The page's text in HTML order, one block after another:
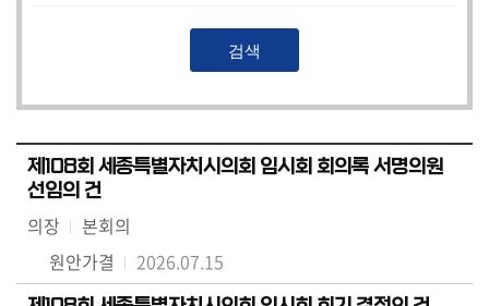
제108회 세종특별자치시의회 임시회 회의록 서명의원
선임의 건
의장
본회의
원안가결
2026.07.15